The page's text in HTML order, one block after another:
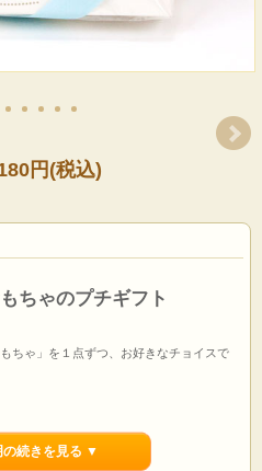
円 (税込)
ちゃのプチギフト
ちゃ」を１点ずつ、お好きなチョイスで
って、」軽く握りやすいものから立体的
りますので、お好みの形をお選びくださ
続きを見る ▼